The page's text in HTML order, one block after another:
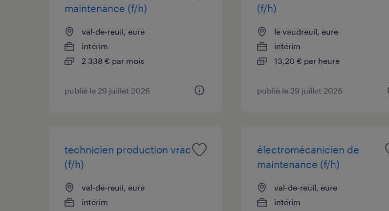
maintenance (f/h)
val-de-reuil, eure
intérim
2 338 € par mois
publié le 29 juillet 2026
(f/h)
le vaudreuil, eure
intérim
13,20 € par heure
publié le 29 juillet 2026
technicien production vrac
(f/h)
val-de-reuil, eure
intérim
électromécanicien de
maintenance (f/h)
val-de-reuil, eure
intérim